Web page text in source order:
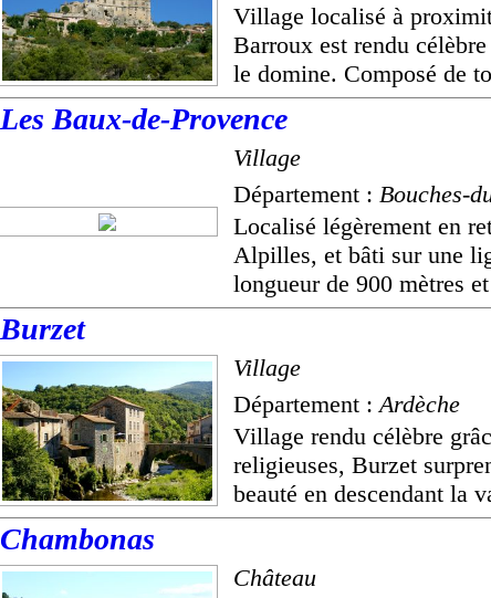
Village localisé à
Barroux est rendu
le domine. Composé de
Les Baux-de-Provence
Village
Département : Bouches-
Localisé légèrement en
Alpilles, et bâti sur une
longueur de 900 mètres
Burzet
Village
Département : Ardèche
Village rendu célèbre
religieuses, Burzet
beauté en descendant la
Chambonas
Château